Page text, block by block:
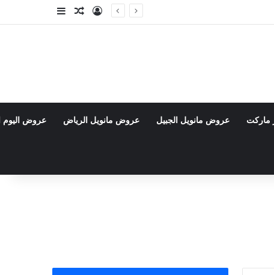
تسجيل الدخول
مقال عشوائي
إضافة عمود
ماركت عروض مانويل الجبيل عروض مانويل الرياض عروض اليوم